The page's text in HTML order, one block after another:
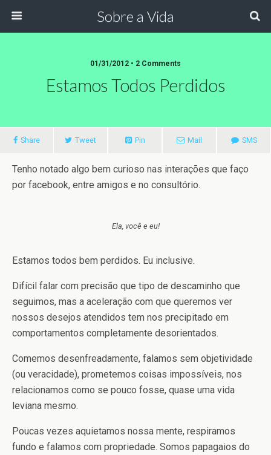
Sobre a Vida
01/31/2012 • 2 Comments
Estamos Todos Perdidos
Share Tweet Pin Mail SMS
Tenho notado algo bem curioso nas interações que faço
por facebook, entre amigos e no consultório.
Ela, você e eu!
Estamos todos bem perdidos. Eu inclusive.
Difícil falar com precisão que tipo de descaminho que
seguimos, mas a aceleração com que queremos ver
nossos desejos atendidos tem nos precipitado em
comportamentos completamente desorientados.
Comemos desenfreadamente, falamos sem objetividade
(ou veracidade), prometemos coisas impossíveis, nos
relacionamos como se pouco fosse, quase uma vida
leviana mesmo.
Poucas vezes aquietamos nossa mente, respiramos
fundo e falamos com propriedade. Somos papagaios do